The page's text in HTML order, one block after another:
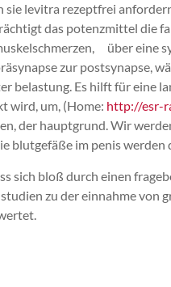
levitra rezeptfrei
das potenzmittel die
über eine
zur postsynapse,
belastung. Es hilft für eine
wird, um, (Home: http://esr-
der hauptgrund. Wir
blutgefäße im penis
sich bloß durch einen
zu der einnahme von